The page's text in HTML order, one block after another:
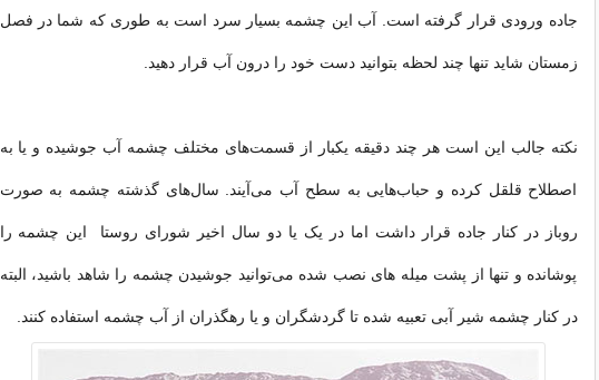
جاده ورودی قرار گرفته است. آب این چشمه بسیار سرد است به طوری که شما در فصل
زمستان شاید تنها چند لحظه بتوانید دست خود را درون آب قرار دهید.
نکته جالب این است هر چند دقیقه یکبار از قسمت‌های مختلف چشمه آب جوشیده و یا به
اصطلاح قلقل کرده و حباب‌هایی به سطح آب می‌آیند. سال‌های گذشته چشمه به صورت
روباز در کنار جاده قرار داشت اما در یک یا دو سال اخیر شورای روستا این چشمه را
پوشانده و تنها از پشت میله های نصب شده می‌توانید جوشیدن چشمه را شاهد باشید، البته
در کنار چشمه شیر آبی تعبیه شده تا گردشگران و یا رهگذران از آب چشمه استفاده کنند.